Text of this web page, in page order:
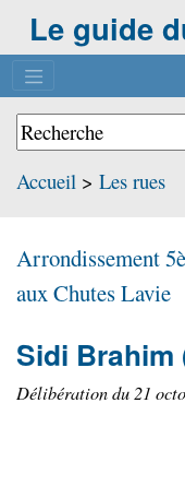
Le guide
Accueil > Les rues
Arrondissement
aux Chutes Lavie
Sidi Brahim
Délibération du 21